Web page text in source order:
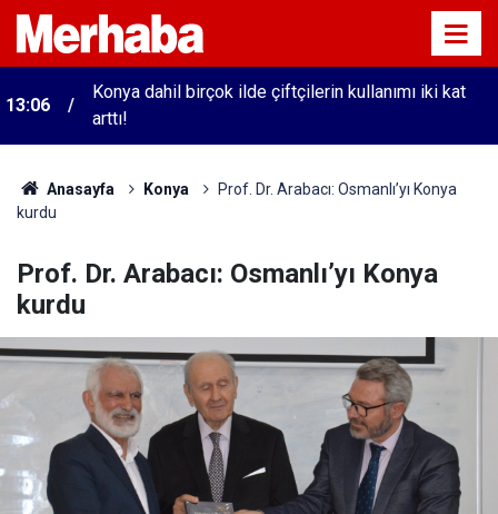
13:06
Konya dahil birçok ilde çiftçilerin kullanımı iki kat
arttı!
Anasayfa Konya
Prof. Dr. Arabacı: Osmanlı’yı Konya
kurdu
Prof. Dr. Arabacı: Osmanlı’yı Konya
kurdu